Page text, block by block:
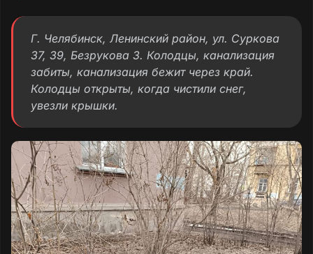
Г. Челябинск, Ленинский район, ул. Суркова
37, 39, Безрукова 3. Колодцы, канализация
забиты, канализация бежит через край.
Колодцы открыты, когда чистили снег,
увезли крышки.